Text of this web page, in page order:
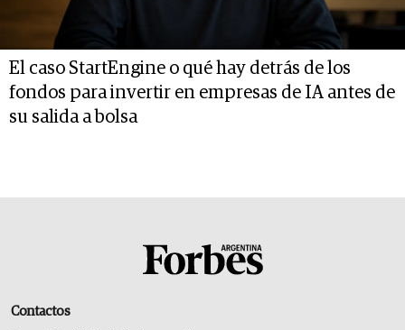
El caso StartEngine o qué hay detrás de los
fondos para invertir en empresas de IA antes de
su salida a bolsa
Contactos